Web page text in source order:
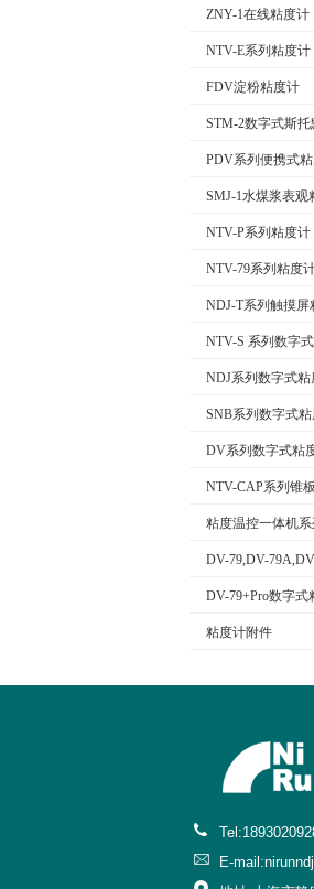
ZNY-1在线粘度计
NTV-E系列粘度计
FDV淀粉粘度计
STM-2数字式斯
PDV系列便携式
SMJ-1水煤浆表观
NTV-P系列粘度计
NTV-79系列粘度
NDJ-T系列触摸屏
NTV-S 系列数字
NDJ系列数字式粘
SNB系列数字式
DV系列数字式粘
NTV-CAP系列锥
粘度温控一体机系
DV-79,DV-
DV-79+Pro数字式
粘度计附件
E-